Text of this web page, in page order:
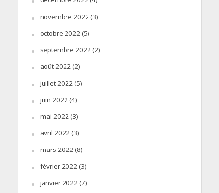
novembre 2022 (3)
octobre 2022 (5)
septembre 2022 (2)
août 2022 (2)
juillet 2022 (5)
juin 2022 (4)
mai 2022 (3)
avril 2022 (3)
mars 2022 (8)
février 2022 (3)
janvier 2022 (7)